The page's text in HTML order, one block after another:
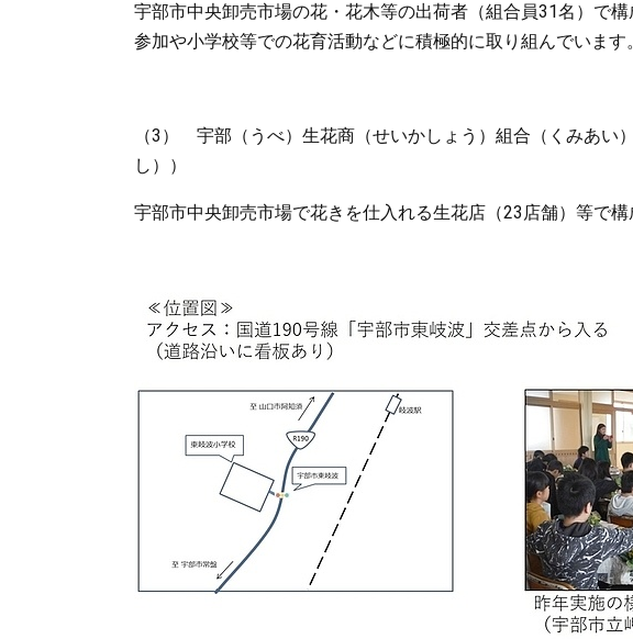
宇部市中央卸売市場の花・花木等の出荷者（組合員31名）で
参加や小学校等での花育活動などに積極的に取り組んでいます。
（3） 宇部（うべ）生花商（せいかしょう）組合（くみあい
し））
宇部市中央卸売市場で花きを仕入れる生花店（23店舗）等で構